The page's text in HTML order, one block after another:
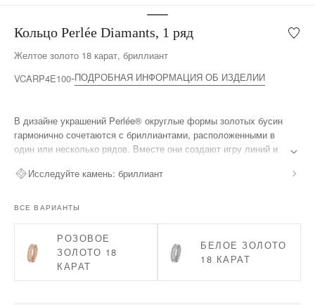
Кольцо Perlée Diamants, 1 ряд
Желтое золото 18 карат, бриллиант
Мой
VCARP4E100 ПОДРОБНАЯ ИНФОРМАЦИЯ ОБ ИЗДЕЛИИ
В дизайне украшений Perlée® округлые формы золотых бусин
гармонично сочетаются с бриллиантами, расположенными в
один или несколько рядов. Вместе они создают игру линий и
Кольцо Perlée Diamants, 1 ряд, желтое золото 18 карат,
Исследуйте камень: бриллиант
ВСЕ ВАРИАНТЫ
РОЗОВОЕ
ЗОЛОТО 18
КАРАТ
БЕЛОЕ ЗОЛОТО
18 КАРАТ